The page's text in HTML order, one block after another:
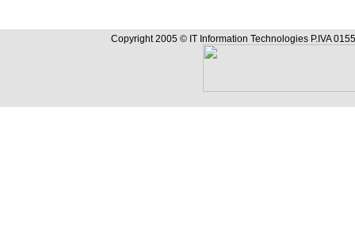
Copyright 2005 © IT Information Technologies P.IVA